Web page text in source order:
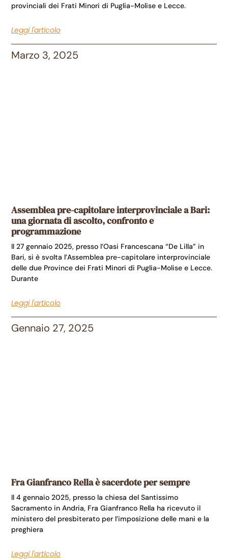
provinciali dei Frati Minori di Puglia-Molise e Lecce.
Leggi l'articolo
Marzo 3, 2025
Assemblea pre-capitolare interprovinciale a Bari:
una giornata di ascolto, confronto e
programmazione
Il 27 gennaio 2025, presso l’Oasi Francescana “De Lilla” in
Bari, si è svolta l’Assemblea pre-capitolare interprovinciale
delle due Province dei Frati Minori di Puglia-Molise e Lecce.
Durante
Leggi l'articolo
Gennaio 27, 2025
Fra Gianfranco Rella è sacerdote per sempre
Il 4 gennaio 2025, presso la chiesa del Santissimo
Sacramento in Andria, Fra Gianfranco Rella ha ricevuto il
ministero del presbiterato per l’imposizione delle mani e la
preghiera
Leggi l'articolo